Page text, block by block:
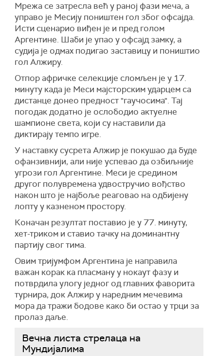
Мрежа се затресла већ у раној фази меча, а
управо је Месију поништен гол због офсајда.
Исти сценарио виђен је и пред голом
Аргентине. Шаби је упао у офсајд замку, а
судија је одмах подигао заставицу и поништио
гол Алжиру.
Отпор афричке селекције сломљен је у 17.
минуту када је Меси мајсторским ударцем са
дистанце донео предност "гаучосима". Тај
погодак додатно је ослободио актуелне
шампионе света, који су наставили да
диктирају темпо игре.
У наставку сусрета Алжир је покушао да буде
офанзивнији, али није успевао да озбиљније
угрози гол Аргентине. Меси је средином
другог полувремена удвостручио вођство
након што је најбоље реаговао на одбијену
лопту у казненом простору.
Коначан резултат поставио је у 77. минуту,
хет-триком и ставио тачку на доминантну
партију свог тима.
Овим тријумфом Аргентина је направила
важан корак ка пласману у нокаут фазу и
потврдила улогу једног од главних фаворита
турнира, док Алжир у наредним мечевима
мора да тражи бодове како би остао у трци за
пролаз даље.
Вечна листа стрелаца на
Мундијалима